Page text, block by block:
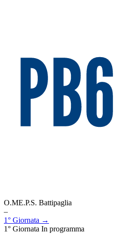
O.ME.P.S. Battipaglia
–
1° Giornata →
1° Giornata In programma